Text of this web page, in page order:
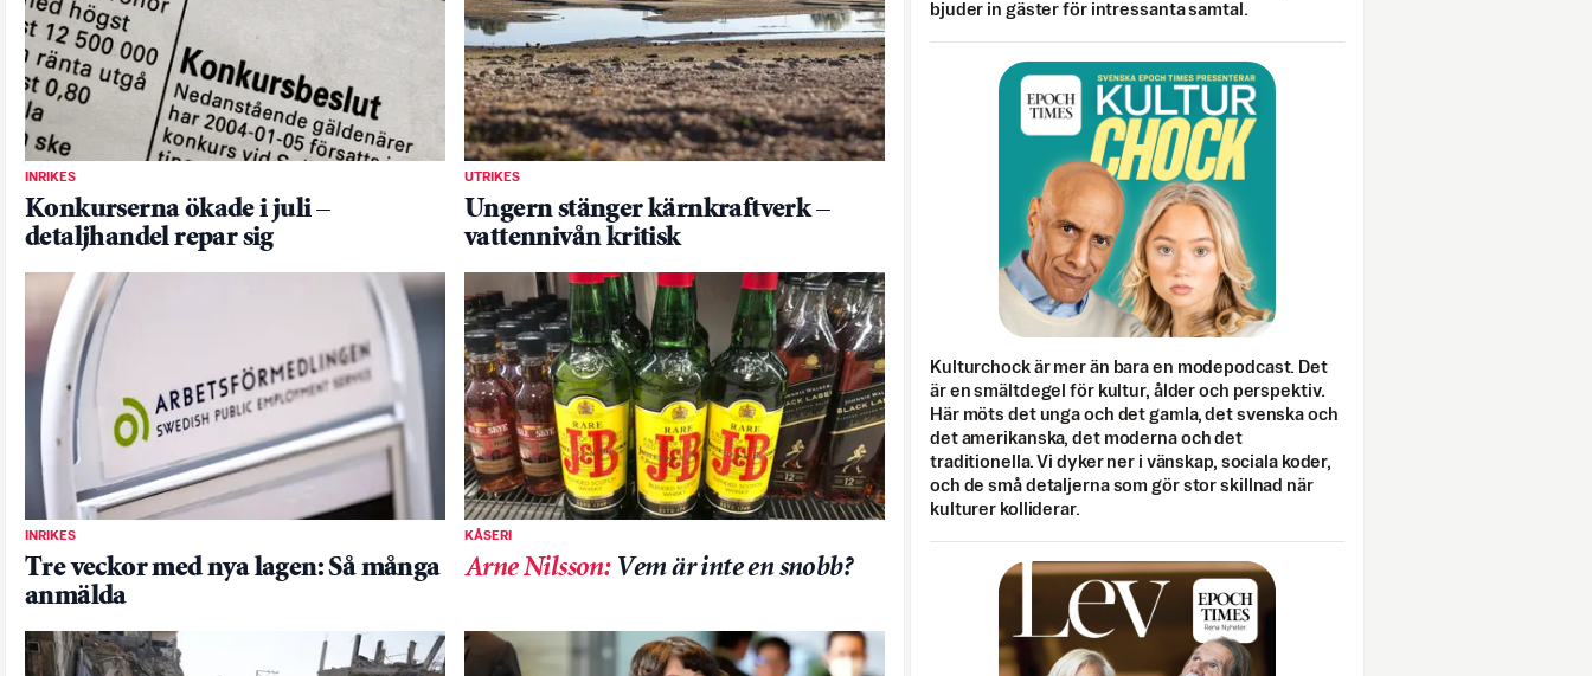
INRIKES
Konkurserna ökade i juli –
detaljhandel repar sig
UTRIKES
Ungern stänger kärnkraftverk –
vattennivån kritisk
INRIKES
Tre veckor med nya lagen: Så många
anmälda
KÅSERI
Arne Nilsson: Vem är inte en snobb?
bjuder in gäster för intressanta samtal.
Kulturchock är mer än bara en modepodcast. Det
är en smältdegel för kultur, ålder och perspektiv.
Här möts det unga och det gamla, det svenska och
det amerikanska, det moderna och det
traditionella. Vi dyker ner i vänskap, sociala koder,
och de små detaljerna som gör stor skillnad när
kulturer kolliderar.